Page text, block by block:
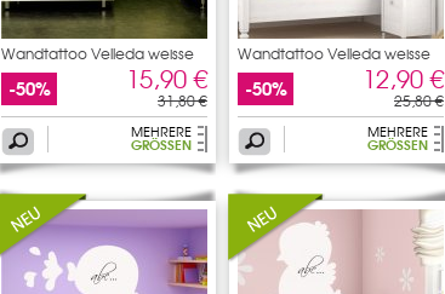
Wandtattoo Velleda weisse
-50% 15,90 €
31,80 €
MEHRERE
GRÖSSEN
Wandtattoo Velleda weisse
-50% 12,90 €
25,80 €
MEHRERE
GRÖSSEN